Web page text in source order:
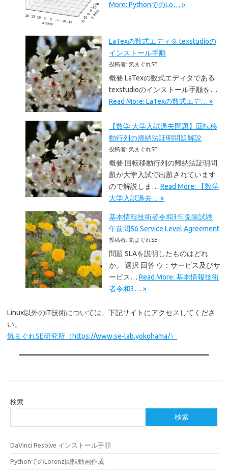
More: PythonでのLo… »
LaTexの数式エディタ texstudioの
インストール手順
投稿者: 気まぐれSE
概要 LaTexの数式エディタである
texstudioのインストール手順を…
Read More: LaTexの数式エデ… »
【数学 大学入試過去問題】回転移
動行列の帰納法証明問題解説
投稿者: 気まぐれSE
概要 回転移動行列の帰納法証明問
題が大学入試で出題されています
ので解説しま… Read More: 【数学
大学入試過去… »
基本情報技術者令和3年免除試験
午前問56 Service Level Agreement
投稿者: 気まぐれSE
問題 SLAを説明したものはどれ
か。 選択 回答 ウ：サービス及びサ
ービス… Read More: 基本情報技術
者令和3… »
Linux以外のIT技術については、下記サイトにアクセスしてくださ
い。
気まぐれSE研究所（https://www.se-lab.yokohama/）
検索
検索
DaVinci Resolve インストール手順
PythonでのLorenz回転動画作成